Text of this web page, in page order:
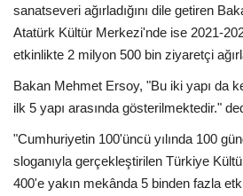
sanatseveri ağırladığını dile getiren
Atatürk Kültür Merkezi'nde ise 2021-
etkinlikte 2 milyon 500 bin ziyaretçi
Bakan Mehmet Ersoy, "Bu iki yapı da
ilk 5 yapı arasında gösterilmektedir."
"Cumhuriyetin 100'üncü yılında 100
sloganıyla gerçekleştirilen Türkiye
400'e yakın mekânda 5 binden fazla